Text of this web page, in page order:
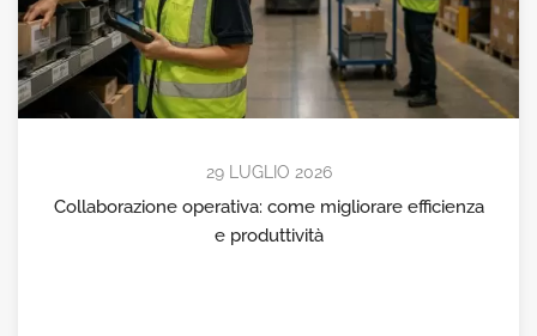
29 LUGLIO 2026
Collaborazione operativa: come migliorare efficienza
e produttività